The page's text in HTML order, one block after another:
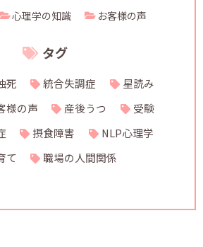
心理学の知識 お客様の声
タグ
死 統合失調症
星読み
様の声 産後うつ
受験
摂食障害
NLP心理学
て
職場の人間関係